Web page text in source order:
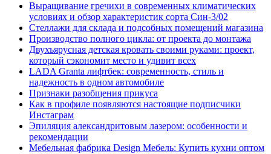
Выращивание гречихи в современных климатических
условиях и обзор характеристик сорта Син-3/02
Стеллажи для склада и подсобных помещений магазина
Производство полного цикла: от проекта до монтажа
Двухъярусная детская кровать своими руками: проект,
который сэкономит место и удивит всех
LADA Granta лифтбек: современность, стиль и
надежность в одном автомобиле
Признаки разобщения прикуса
Как в профиле появляются настоящие подписчики
Инстаграм
Эпиляция александритовым лазером: особенности и
рекомендации
Мебельная фабрика Design Мебель: Купить кухни оптом